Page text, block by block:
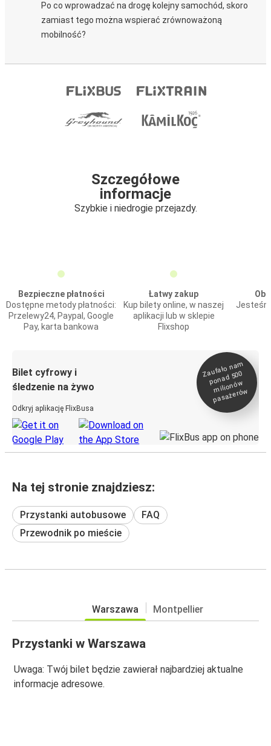
Po co wprowadzać na drogę kolejny samochód, skoro
zamiast tego można wspierać zrównoważoną
mobilność?
Szczegółowe
informacje
Szybkie i niedrogie przejazdy.
Bezpieczne płatności
Dostępne metody płatności:
Przelewy24, Paypal, Google
Pay, karta bankowa
Łatwy zakup
Kup bilety online, w naszej
aplikacji lub w sklepie
Flixshop
Bilet cyfrowy i
śledzenie na żywo
Odkryj aplikację FlixBusa
Zaufało na
m
ponad 500
milionó
w
pasażeró
w
Na tej stronie znajdziesz:
Przystanki autobusowe
FAQ
Przewodnik po mieście
Warszawa Montpellier
Przystanki w Warszawa
Uwaga: Twój bilet będzie zawierał najbardziej aktualne
informacje adresowe.